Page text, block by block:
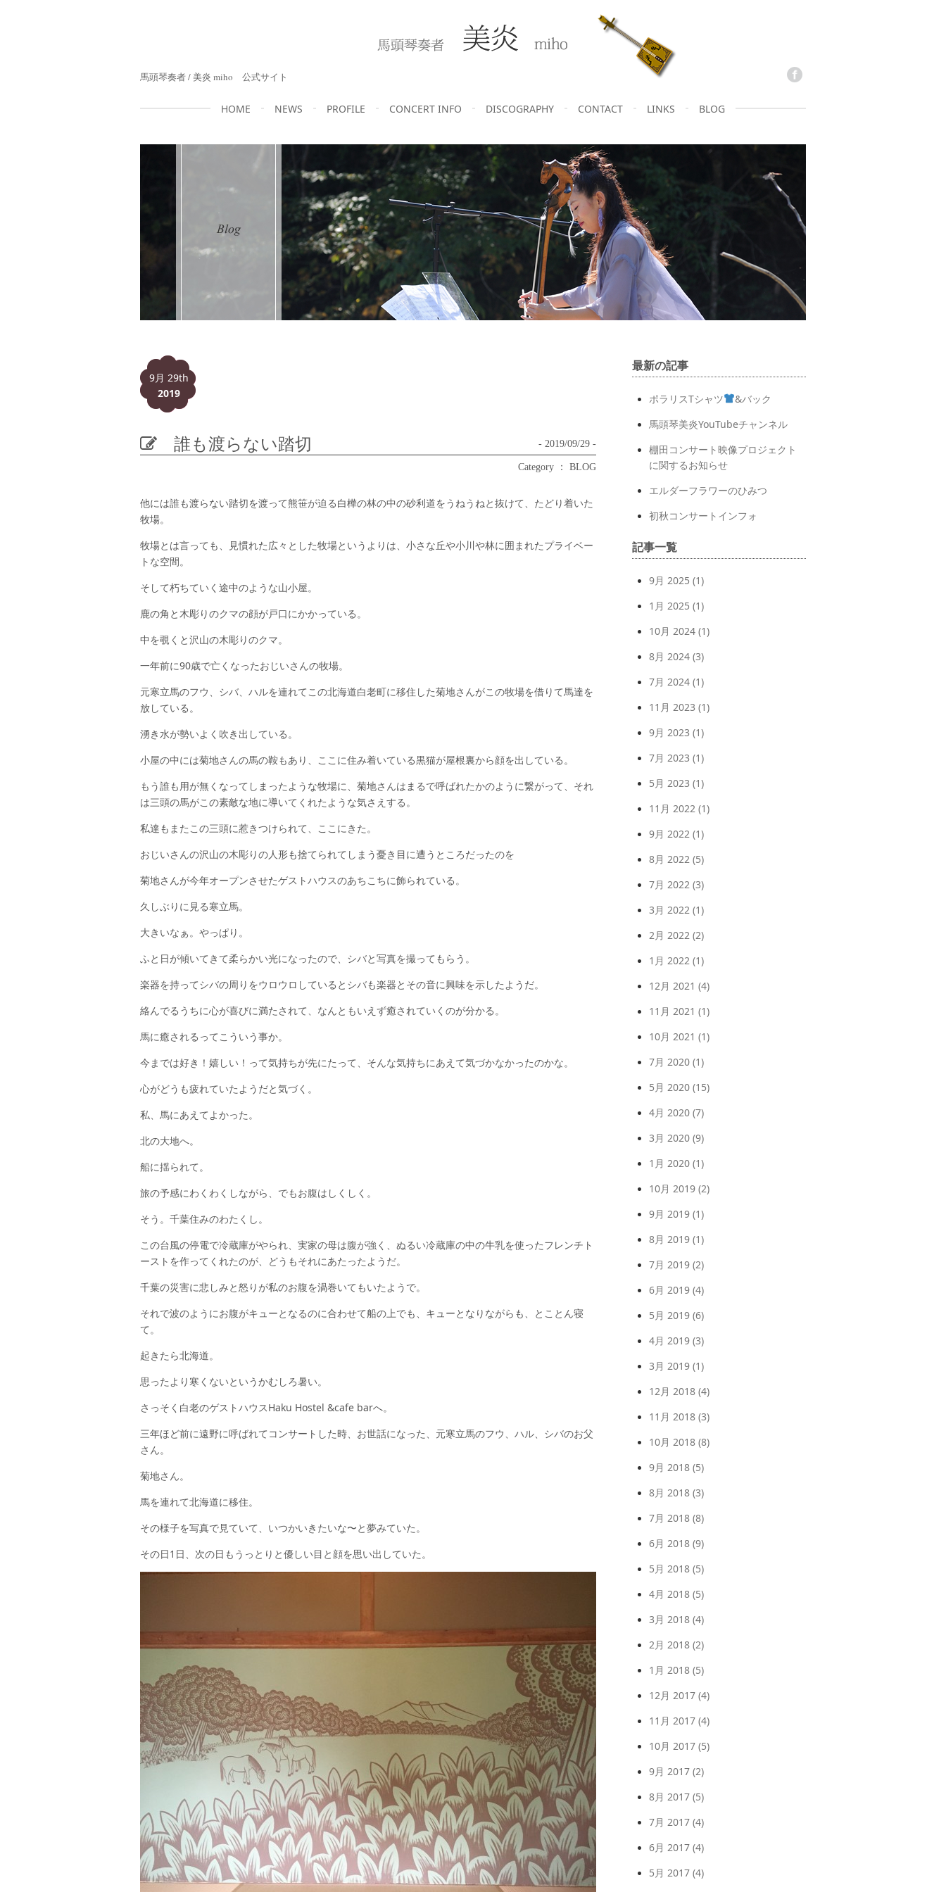
馬頭琴奏者 / 美炎 miho 公式サイト
HOME NEWS PROFILE CONCERT INFO DISCOGRAPHY CONTACT LINKS BLOG
9月 29th
2019
誰も渡らない踏切 - 2019/09/29 -
Category ： BLOG
他には誰も渡らない踏切を渡って熊笹が迫る白樺の林の中の砂利道をうねうねと抜けて、たどり着いた
牧場。
牧場とは言っても、見慣れた広々とした牧場というよりは、小さな丘や小川や林に囲まれたプライベー
トな空間。
そして朽ちていく途中のような山小屋。
鹿の角と木彫りのクマの顔が戸口にかかっている。
中を覗くと沢山の木彫りのクマ。
一年前に90歳で亡くなったおじいさんの牧場。
元寒立馬のフウ、シバ、ハルを連れてこの北海道白老町に移住した菊地さんがこの牧場を借りて馬達を
放している。
湧き水が勢いよく吹き出している。
小屋の中には菊地さんの馬の鞍もあり、ここに住み着いている黒猫が屋根裏から顔を出している。
もう誰も用が無くなってしまったような牧場に、菊地さんはまるで呼ばれたかのように繋がって、それ
は三頭の馬がこの素敵な地に導いてくれたような気さえする。
私達もまたこの三頭に惹きつけられて、ここにきた。
おじいさんの沢山の木彫りの人形も捨てられてしまう憂き目に遭うところだったのを
菊地さんが今年オープンさせたゲストハウスのあちこちに飾られている。
久しぶりに見る寒立馬。
大きいなぁ。やっぱり。
ふと日が傾いてきて柔らかい光になったので、シバと写真を撮ってもらう。
楽器を持ってシバの周りをウロウロしているとシバも楽器とその音に興味を示したようだ。
絡んでるうちに心が喜びに満たされて、なんともいえず癒されていくのが分かる。
馬に癒されるってこういう事か。
今までは好き！嬉しい！って気持ちが先にたって、そんな気持ちにあえて気づかなかったのかな。
心がどうも疲れていたようだと気づく。
私、馬にあえてよかった。
北の大地へ。
船に揺られて。
旅の予感にわくわくしながら、でもお腹はしくしく。
そう。千葉住みのわたくし。
この台風の停電で冷蔵庫がやられ、実家の母は腹が強く、ぬるい冷蔵庫の中の牛乳を使ったフレンチト
ーストを作ってくれたのが、どうもそれにあたったようだ。
千葉の災害に悲しみと怒りが私のお腹を渦巻いてもいたようで。
それで波のようにお腹がキューとなるのに合わせて船の上でも、キューとなりながらも、とことん寝
て。
起きたら北海道。
思ったより寒くないというかむしろ暑い。
さっそく白老のゲストハウスHaku Hostel &cafe barへ。
三年ほど前に遠野に呼ばれてコンサートした時、お世話になった、元寒立馬のフウ、ハル、シバのお父
さん。
菊地さん。
馬を連れて北海道に移住。
その様子を写真で見ていて、いつかいきたいな〜と夢みていた。
その日1日、次の日もうっとりと優しい目と顔を思い出していた。
最新の記事
ポラリスTシャツ
&バック
馬頭琴美炎YouTubeチャンネル
棚田コンサート映像プロジェクト
に関するお知らせ
エルダーフラワーのひみつ
初秋コンサートインフォ
記事一覧
9月 2025 (1)
1月 2025 (1)
10月 2024 (1)
8月 2024 (3)
7月 2024 (1)
11月 2023 (1)
9月 2023 (1)
7月 2023 (1)
5月 2023 (1)
11月 2022 (1)
9月 2022 (1)
8月 2022 (5)
7月 2022 (3)
3月 2022 (1)
2月 2022 (2)
1月 2022 (1)
12月 2021 (4)
11月 2021 (1)
10月 2021 (1)
7月 2020 (1)
5月 2020 (15)
4月 2020 (7)
3月 2020 (9)
1月 2020 (1)
10月 2019 (2)
9月 2019 (1)
8月 2019 (1)
7月 2019 (2)
6月 2019 (4)
5月 2019 (6)
4月 2019 (3)
3月 2019 (1)
12月 2018 (4)
11月 2018 (3)
10月 2018 (8)
9月 2018 (5)
8月 2018 (3)
7月 2018 (8)
6月 2018 (9)
5月 2018 (5)
4月 2018 (5)
3月 2018 (4)
2月 2018 (2)
1月 2018 (5)
12月 2017 (4)
11月 2017 (4)
10月 2017 (5)
9月 2017 (2)
8月 2017 (5)
7月 2017 (4)
6月 2017 (4)
5月 2017 (4)